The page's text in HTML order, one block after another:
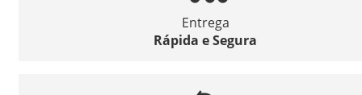
Entrega
Rápida e Segura